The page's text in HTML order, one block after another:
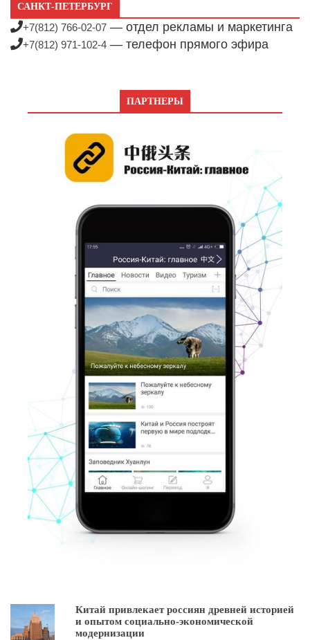
САНКТ-ПЕТЕРБУРГ
+7(812) 766-02-07 — отдел рекламы и маркетинга
+7(812) 971-102-4 — телефон прямого эфира
ПАРТНЕРЫ
Китай привлекает россиян древней историей
и опытом социально-экономической
модернизации